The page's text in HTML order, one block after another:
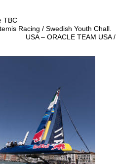
TBC
Racing / Swedish Youth Chall.
USA – ORACLE TEAM USA /